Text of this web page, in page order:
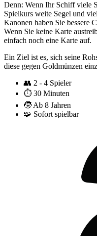
Denn: Wenn Ihr Schiff viele
Spielkurs weite Segel und
Kanonen haben Sie bessere
Wenn Sie keine Karte
einfach noch eine Karte auf.
Ein Ziel ist es, sich seine
diese gegen Goldmünzen
👥 2 - 4 Spieler
⏱️ 30 Minuten
🧒 Ab 8 Jahren
🧩 Sofort spielbar